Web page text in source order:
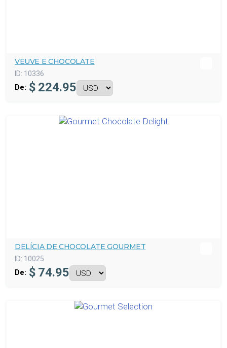
VEUVE E CHOCOLATE
ID: 10336
De: $ 224.95
DELÍCIA DE CHOCOLATE GOURMET
ID: 10025
De: $ 74.95